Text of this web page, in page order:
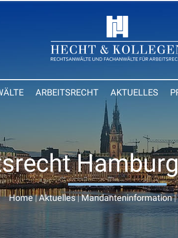
ARBEITSRECHT AKTUELLES
Home|Aktuelles|Mandanteninformation|